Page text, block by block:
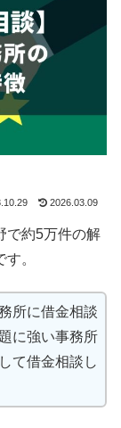
2026.03.09
で約5万件の解
。
所に借金相談
に強い事務所
て借金相談し